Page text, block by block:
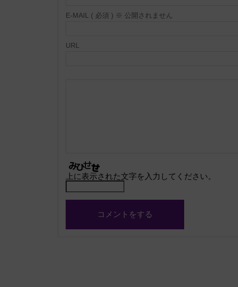
E-MAIL ( 必須 ) ※ 公開されません
URL
上に表示された文字を入力してください。